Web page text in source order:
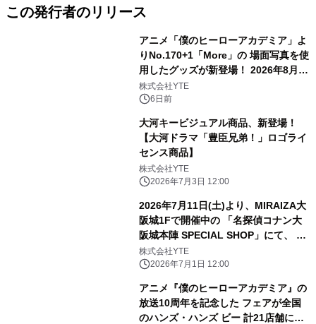
この発行者のリリース
アニメ「僕のヒーローアカデミア」よ
りNo.170+1「More」の 場面写真を使
用したグッズが新登場！ 2026年8月7
日(金)より販売開始！
株式会社YTE
6日前
大河キービジュアル商品、新登場！
【大河ドラマ「豊臣兄弟！」ロゴライ
センス商品】
株式会社YTE
2026年7月3日 12:00
2026年7月11日(土)より、MIRAIZA大
阪城1Fで開催中の 「名探偵コナン大
阪城本陣 SPECIAL SHOP」にて、 レ
トロゲームテーマのグッズが販売開
始！！
株式会社YTE
2026年7月1日 12:00
アニメ『僕のヒーローアカデミア』の
放送10周年を記念した フェアが全国
のハンズ・ハンズ ビー 計21店舗にて